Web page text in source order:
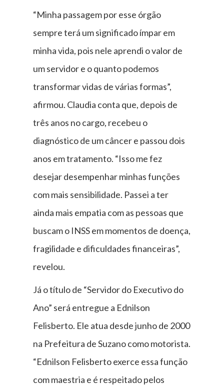
“Minha passagem por esse órgão
sempre terá um significado ímpar em
minha vida, pois nele aprendi o valor de
um servidor e o quanto podemos
transformar vidas de várias formas”,
afirmou. Claudia conta que, depois de
três anos no cargo, recebeu o
diagnóstico de um câncer e passou dois
anos em tratamento. “Isso me fez
desejar desempenhar minhas funções
com mais sensibilidade. Passei a ter
ainda mais empatia com as pessoas que
buscam o INSS em momentos de doença,
fragilidade e dificuldades financeiras”,
revelou.
Já o título de “Servidor do Executivo do
Ano” será entregue a Ednilson
Felisberto. Ele atua desde junho de 2000
na Prefeitura de Suzano como motorista.
“Ednilson Felisberto exerce essa função
com maestria e é respeitado pelos